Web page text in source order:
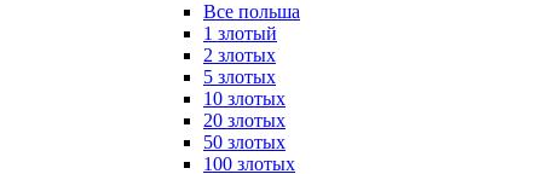
Все польша
1 злотый
2 злотых
5 злотых
10 злотых
20 злотых
50 злотых
100 злотых